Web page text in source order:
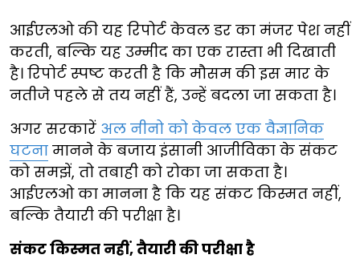
आईएलओ की यह रिपोर्ट केवल डर का मंजर पेश नहीं
करती, बल्कि यह उम्मीद का एक रास्ता भी दिखाती
है। रिपोर्ट स्पष्ट करती है कि मौसम की इस मार के
नतीजे पहले से तय नहीं हैं, उन्हें बदला जा सकता है।
अगर सरकारें अल नीनो को केवल एक वैज्ञानिक
घटना मानने के बजाय इंसानी आजीविका के संकट
को समझें, तो तबाही को रोका जा सकता है।
आईएलओ का मानना है कि यह संकट किस्मत नहीं,
बल्कि तैयारी की परीक्षा है।
संकट किस्मत नहीं, तैयारी की परीक्षा है